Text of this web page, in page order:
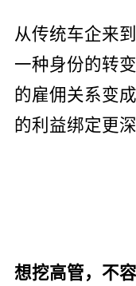
从传统车企来
一种身份的转
的雇佣关系变
的利益绑定更深
想挖高管，不